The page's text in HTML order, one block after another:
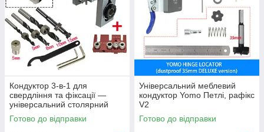
Кондуктор 3-в-1 для
свердління та фіксації —
універсальний столярний
шаблон із швидким
затискачем V4
Готово до відправки
Універсальний меблевий
кондуктор Yomo Петлі, рафікс
V2
Готово до відправки